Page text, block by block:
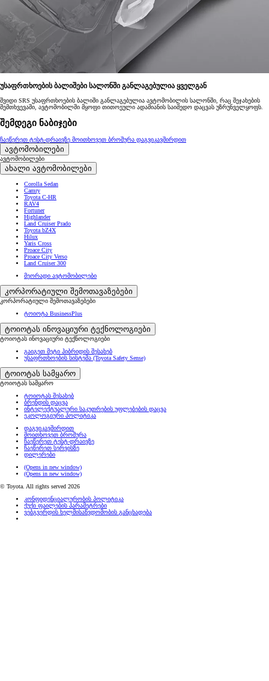
უსაფრთხოების ბალიშები სალონში განლაგებულია ყველგან
შვიდი SRS უსაფრთხოების ბალიში განლაგებულია ავტომობილის სალონში, რაც შეჯახების
შემთხვევაში, ავტომობილში მყოფი თითოეული ადამიანის საიმედო დაცვას უზრუნველყოფს.
შემდეგი ნაბიჯები
ჩაეწერეთ ტესტ-დრაივზე მოითხოვეთ ბროშურა დაგვიკავშირდით
ავტომობილები
ავტომობილები
ახალი ავტომობილები
Corolla Sedan
Camry
Toyota C-HR
RAV4
Fortuner
Highlander
Land Cruiser Prado
Toyota bZ4X
Hilux
Yaris Cross
Proace City
Proace City Verso
Land Cruiser 300
მეორადი ავტომობილები
კორპორატიული შემოთავაზებები
კორპორატიული შემოთავაზებები
ტოიოტა BusinessPlus
ტოიოტას ინოვაციური ტექნოლოგიები
ტოიოტას ინოვაციური ტექნოლოგიები
გაიგეთ მეტი ჰიბრიდის შესახებ
უსაფრთხოების სისტემა (Toyota Safety Sense)
ტოიოტას სამყარო
ტოიოტას სამყარო
ტოიოტას შესახებ
ბრენდის დაცვა
ინტელექტუალური საკუთრების უფლებების დაცვა
ეკოლოგიური პოლიტიკა
დაგვიკავშირდით
მოითხოვეთ ბროშურა
ჩაეწერეთ ტესტ-დრაივზე
ჩაეწერეთ სერვისზე
დილერები
(Opens in new window)
(Opens in new window)
© Toyota. All rights served 2026
კონფიდენციალურობის პოლიტიკა
ქუქი ფაილების პარამეტრები
ვებგვერდის ხელმისაწვდომობის განცხადება